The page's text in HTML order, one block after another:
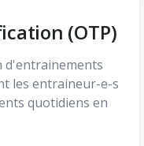
(OTP)
d'entrainements
les entraineur-e-s
quotidiens en